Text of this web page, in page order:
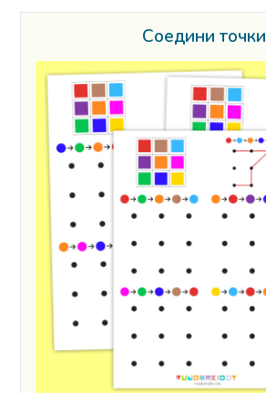
Соедини точки